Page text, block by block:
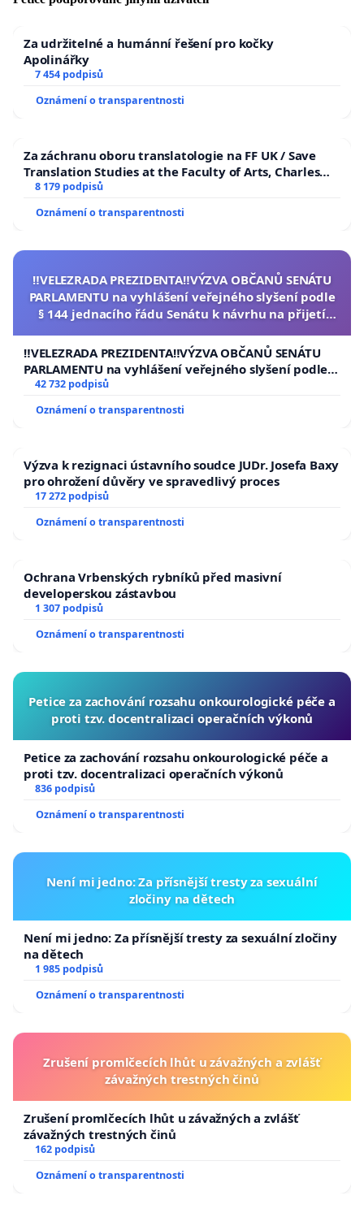
Za udržitelné a humánní řešení pro kočky
Apolinářky
7 454 podpisů
Oznámení o transparentnosti
Za záchranu oboru translatologie na FF UK / Save
Translation Studies at the Faculty of Arts, Charles
University
8 179 podpisů
Oznámení o transparentnosti
‼️VELEZRADA PREZIDENTA‼️VÝZVA OBČANŮ SENÁTU
PARLAMENTU na vyhlášení veřejného slyšení podle
§ 144 jednacího řádu Senátu k návrhu na přijetí
republiky
‼️VELEZRADA PREZIDENTA‼️VÝZVA OBČANŮ SENÁTU
PARLAMENTU na vyhlášení veřejného slyšení podle §
144 jednacího řádu Senátu k návrhu na přijetí
usnesení k podání ústavní žaloby na prezidenta
republiky
42 732 podpisů
Oznámení o transparentnosti
Výzva k rezignaci ústavního soudce JUDr. Josefa Baxy
pro ohrožení důvěry ve spravedlivý proces
17 272 podpisů
Oznámení o transparentnosti
Ochrana Vrbenských rybníků před masivní
developerskou zástavbou
1 307 podpisů
Oznámení o transparentnosti
Petice za zachování rozsahu onkourologické péče a
proti tzv. docentralizaci operačních výkonů
Petice za zachování rozsahu onkourologické péče a
proti tzv. docentralizaci operačních výkonů
836 podpisů
Oznámení o transparentnosti
Není mi jedno: Za přísnější tresty za sexuální
zločiny na dětech
Není mi jedno: Za přísnější tresty za sexuální zločiny
na dětech
1 985 podpisů
Oznámení o transparentnosti
Zrušení promlčecích lhůt u závažných a zvlášť
závažných trestných činů
Zrušení promlčecích lhůt u závažných a zvlášť
závažných trestných činů
162 podpisů
Oznámení o transparentnosti